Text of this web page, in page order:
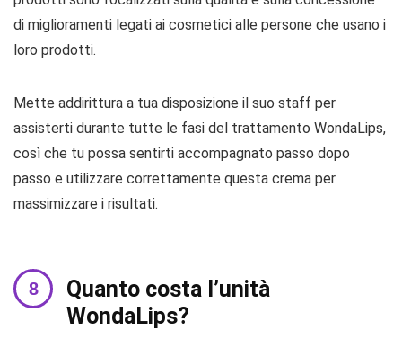
di miglioramenti legati ai cosmetici alle persone che usano i
loro prodotti.
Mette addirittura a tua disposizione il suo staff per
assisterti durante tutte le fasi del trattamento WondaLips,
così che tu possa sentirti accompagnato passo dopo
passo e utilizzare correttamente questa crema per
massimizzare i risultati.
Quanto costa l’unità
WondaLips?